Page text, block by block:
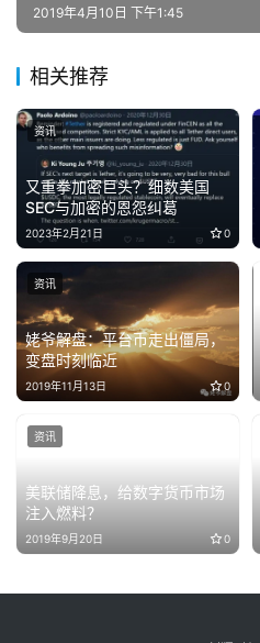
2019年4月10日 下午1:45
相关推荐
又重拳加密巨头？细数美国
SEC与加密的恩怨纠葛
2023年2月21日 0
资讯
姥爷解盘：平台币走出僵局，
变盘时刻临近
2019年11月13日 0
资讯
美联储降息，给数字货币市场
注入燃料？
2019年9月20日 0
资讯